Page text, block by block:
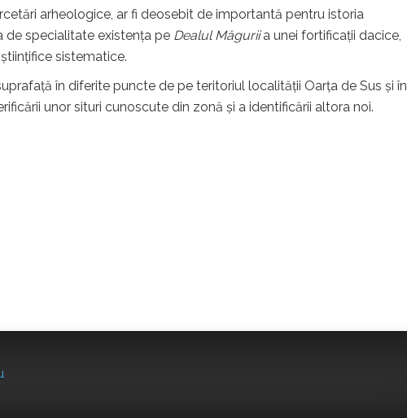
arheologice, ar fi deosebit de importantă pentru istoria
de specialitate existența pe Dealul Măguriia unei fortificații dacice,
sistematice.
în diferite puncte de pe teritoriul localității Oarța de Sus și în
unor situri cunoscute din zonă și a identificării altora noi.